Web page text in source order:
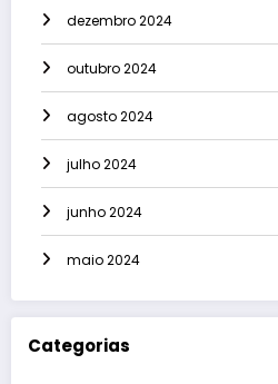
dezembro 2024
outubro 2024
agosto 2024
julho 2024
junho 2024
maio 2024
Categorias